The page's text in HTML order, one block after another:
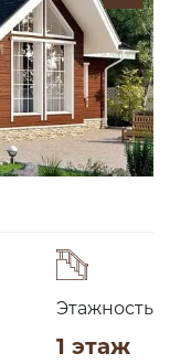
Этажность
1 этаж